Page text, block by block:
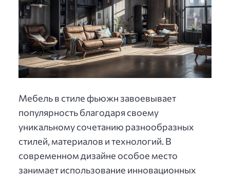
Мебель в стиле фьюжн завоевывает
популярность благодаря своему
уникальному сочетанию разнообразных
стилей, материалов и технологий. В
современном дизайне особое место
занимает использование инновационных